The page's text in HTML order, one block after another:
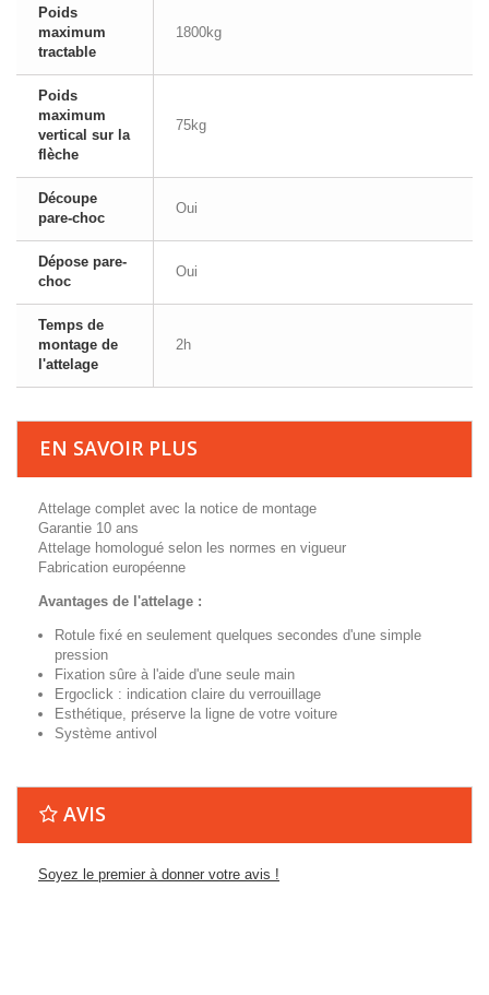
Poids
maximum
tractable
1800kg
Poids
maximum
vertical sur la
flèche
75kg
Découpe
pare-choc
Oui
Dépose pare-
choc
Oui
Temps de
montage de
l'attelage
2h
EN SAVOIR PLUS
Attelage complet avec la notice de montage
Garantie 10 ans
Attelage homologué selon les normes en vigueur
Fabrication européenne
Avantages de l'attelage :
Rotule fixé en seulement quelques secondes d'une simple
pression
Fixation sûre à l'aide d'une seule main
Ergoclick : indication claire du verrouillage
Esthétique, préserve la ligne de votre voiture
Système antivol
AVIS
Soyez le premier à donner votre avis !